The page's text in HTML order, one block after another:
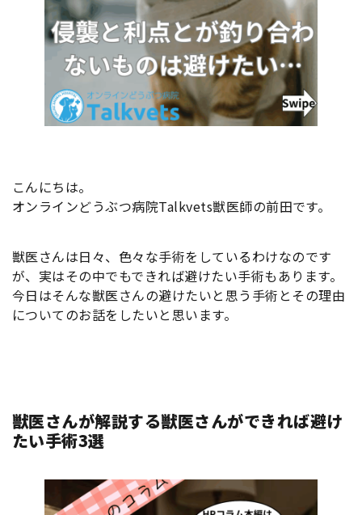
こんにちは。
オンラインどうぶつ病院Talkvets獣医師の前田です。
獣医さんは日々、色々な手術をしているわけなのです
が、実はその中でもできれば避けたい手術もあります。
今日はそんな獣医さんの避けたいと思う手術とその理由
についてのお話をしたいと思います。
獣医さんが解説する獣医さんができれば避け
たい手術3選